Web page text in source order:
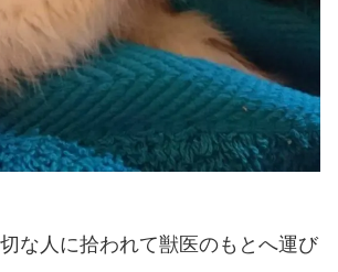
な人に拾われて獣医のもとへ運び